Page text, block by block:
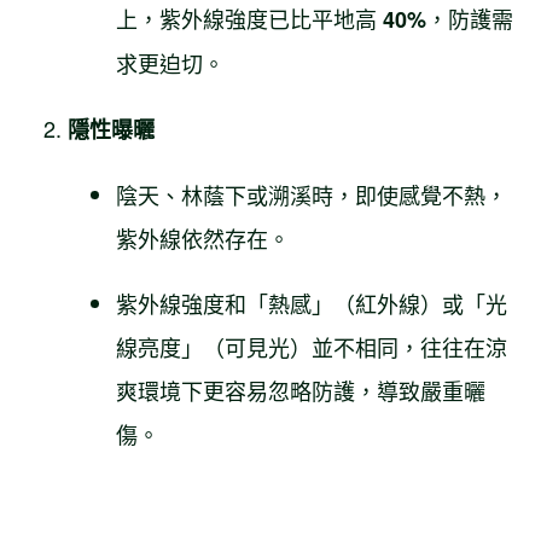
上，紫外線強度已比平地高 40% ，防護需
求更迫切。
隱性曝曬
陰天、林蔭下或溯溪時，即使感覺不熱，
紫外線依然存在。
紫外線強度和「熱感」（紅外線）或「光
線亮度」（可見光）並不相同，往往在涼
爽環境下更容易忽略防護，導致嚴重曬
傷。